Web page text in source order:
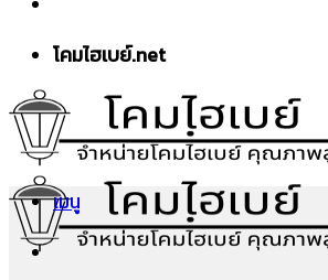
โคมไฮเบย์.net
เมนู